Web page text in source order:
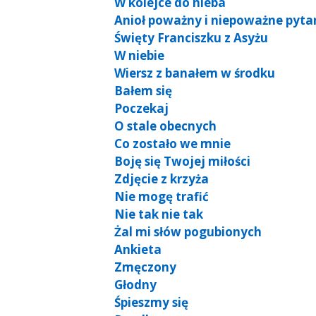
Anioł poważny i niepoważne
Święty Franciszku z Asyżu
W niebie
Wiersz z banałem w środku
Bałem się
Poczekaj
O stale obecnych
Co zostało we mnie
Boję się Twojej miłości
Zdjęcie z krzyża
Nie mogę trafić
Nie tak nie tak
Żal mi słów pogubionych
Ankieta
Zmęczony
Głodny
Śpieszmy się